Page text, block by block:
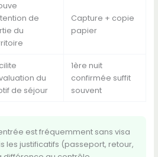
de
du
Capture + copie
papier
du
de séjour
1ère nuit
confirmée suffit
souvent
est fréquemment sans visa
les justificatifs (passeport, retour,